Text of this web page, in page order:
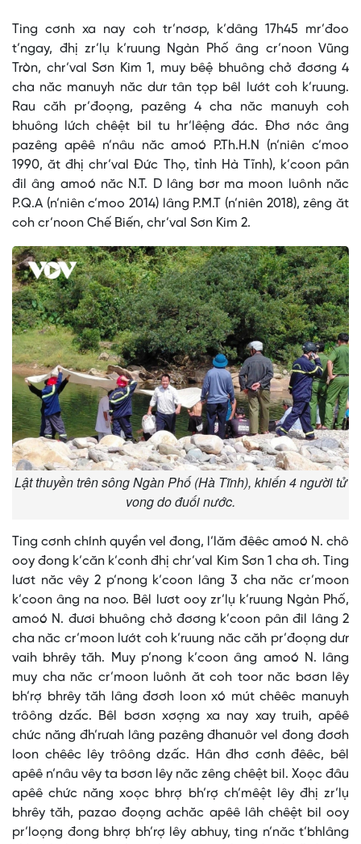
Ting cơnh xa nay coh tr’nơơp, k’dâng 17h45 mr’đoo
t’ngay, đhị zr’lụ k’ruung Ngàn Phố âng cr’noon Vũng
Tròn, chr’val Sơn Kim 1, muy bêệ bhuông chở đơơng 4
cha năc manuyh năc dưr tân tọp bêl lướt coh k’ruung.
Rau căh pr’đoọng, pazêng 4 cha năc manuyh coh
bhuông lứch chêệt bil tu hr’lêệng đác. Đhơ nớc âng
pazêng apêê n’nâu năc amoó P.Th.H.N (n’niên c’moo
1990, ăt đhị chr’val Đức Thọ, tỉnh Hà Tĩnh), k’coon pân
đil âng amoó năc N.T. D lâng bơr ma moon luônh năc
P.Q.A (n’niên c’moo 2014) lâng P.M.T (n’niên 2018), zêng ăt
coh cr’noon Chế Biến, chr’val Sơn Kim 2.
Lật thuyền trên sông Ngàn Phố (Hà Tĩnh), khiến 4 người tử
vong do đuối nước.
Ting cơnh chính quyền vel đong, l’lăm đêêc amoó N. chô
ooy đong k’căn k’conh đhị chr’val Kim Sơn 1 cha ơh. Ting
lươt năc vêy 2 p’nong k’coon lâng 3 cha năc cr’moon
k’coon âng na noo. Bêl lươt ooy zr’lụ k’ruung Ngàn Phố,
amoó N. đươi bhuông chở đơơng k’coon pân đil lâng 2
cha năc cr’moon lướt coh k’ruung năc căh pr’đoọng dưr
vaih bhrêy tăh. Muy p’nong k’coon âng amoó N. lâng
muy cha năc cr’moon luônh ăt coh toor năc bơơn lêy
bh’rợ bhrêy tăh lâng đơơh loon xó mút chêêc manuyh
trôông dzấc. Bêl bơơn xơợng xa nay xay truih, apêê
chức năng đh’rưah lâng pazêng đhanuôr vel đong đơơh
loon chêêc lêy trôông dzấc. Hân đhơ cơnh đêêc, bêl
apêê n’nâu vêy ta bơơn lêy năc zêng chêệt bil. Xoọc đâu
apêê chức năng xoọc bhrợ bh’rợ ch’mêệt lêy đhị zr’lụ
bhrêy tăh, pazao đoọng achăc apêê lâh chêệt bil ooy
pr’loọng đong bhrợ bh’rợ lêy abhuy, ting n’năc t’bhlâng